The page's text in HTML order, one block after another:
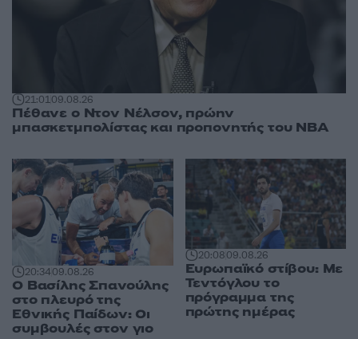
21:0109.08.26
Πέθανε ο Ντον Νέλσον, πρώην
μπασκετμπολίστας και προπονητής του NBA
20:3409.08.26
Ο Βασίλης Σπανούλης
στο πλευρό της
Εθνικής Παίδων: Οι
συμβουλές στον γιο
20:0809.08.26
Ευρωπαϊκό στίβου: Με
Τεντόγλου το
πρόγραμμα της
πρώτης ημέρας